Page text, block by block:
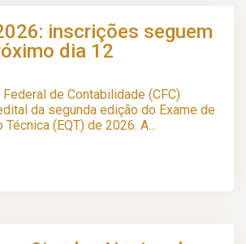
inscrições seguem
dia 12
de Contabilidade (CFC)
da segunda edição do Exame de
Técnica (EQT) de 2026. A...